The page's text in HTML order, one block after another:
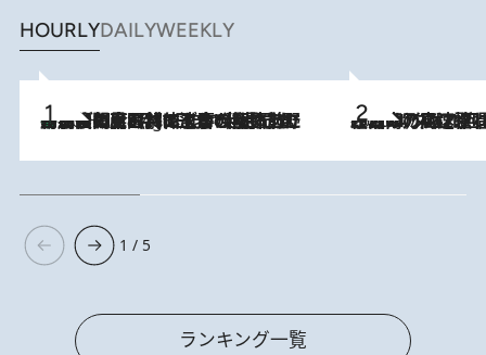
HOURLYDAILYWEEKLY
10 Hours Ago
「最後に見られてよかった」上野動物園の東園パンダ舎が解体前に特別公開。8月16日まで延長されたパネル展と共に辿る“半世紀”のパンダ飼育《解体工事の図面あり》 2026.8.7
「湘南乃風に憧れて」観客大盛上がりの“タオル回し”に、ラッパー顔負けの高速歌唱まで…さだまさし（74）のアグレッシブすぎる現在地
1 / 5
ランキング一覧